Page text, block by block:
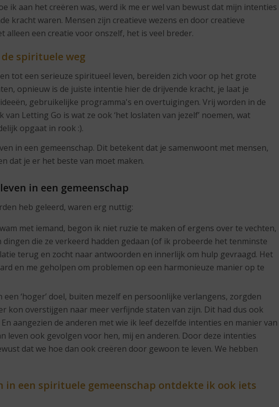
ik aan het creëren was, werd ik me er wel van bewust dat mijn intenties
kracht waren. Mensen zijn creatieve wezens en door creatieve
alleen een creatie voor onszelf, het is veel breder.
spirituele weg
tot een serieuze spiritueel leven, bereiden zich voor op het grote
opnieuw is de juiste intentie hier de drijvende kracht, je laat je
gebruikelijke programma's en overtuigingen. Vrij worden in de
Letting Go is wat ze ook ‘het loslaten van jezelf’ noemen, wat
opgaat in rook :).
in een gemeenschap. Dit betekent dat je samenwoont met mensen,
dat je er het beste van moet maken.
in een gemeenschap
heb geleerd, waren erg nuttig:
met iemand, begon ik niet ruzie te maken of ergens over te vechten,
die ze verkeerd hadden gedaan (of ik probeerde het tenminste
terug en zocht naar antwoorden en innerlijk om hulp gevraagd. Het
en me geholpen om problemen op een harmonieuze manier op te
‘hoger’ doel, buiten mezelf en persoonlijke verlangens, zorgden
kon overstijgen naar meer verfijnde staten van zijn. Dit had dus ook
aangezien de anderen met wie ik leef dezelfde intenties en manier van
leven ook gevolgen voor hen, mij en anderen. Door deze intenties
dat we hoe dan ook creëren door gewoon te leven. We hebben
in een spirituele gemeenschap ontdekte ik ook iets